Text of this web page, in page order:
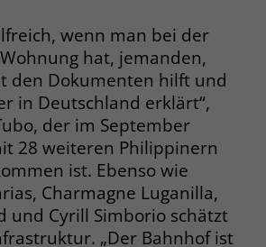
wenn man bei der
hat, jemanden,
den Dokumenten hilft und
in Deutschland erklärt“,
der im September
28 weiteren Philippinern
ist. Ebenso wie
Charmagne Luganilla,
und Cyrill Simborio schätzt
„Der Bahnhof ist